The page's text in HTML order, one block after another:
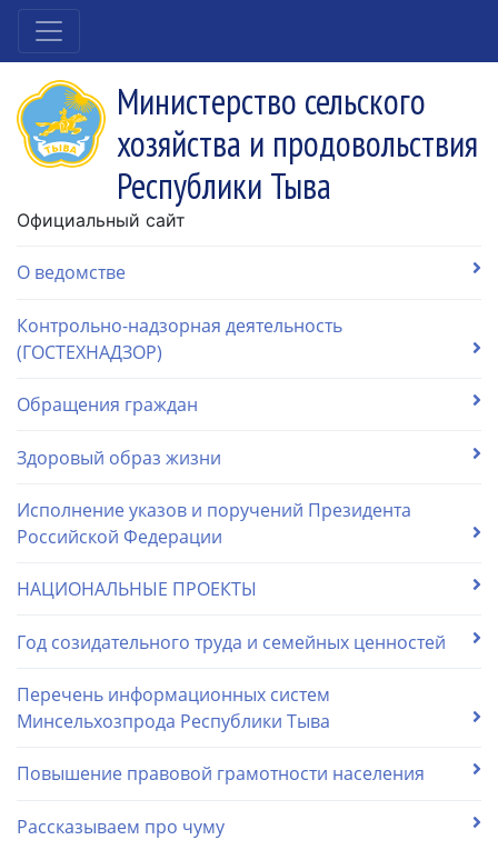
Министерство сельского
хозяйства и продовольствия
Республики Тыва
Официальный сайт
О ведомстве
Контрольно-надзорная деятельность
(ГОСТЕХНАДЗОР)
Обращения граждан
Здоровый образ жизни
Исполнение указов и поручений Президента
Российской Федерации
НАЦИОНАЛЬНЫЕ ПРОЕКТЫ
Год созидательного труда и семейных ценностей
Перечень информационных систем
Минсельхозпрода Республики Тыва
Повышение правовой грамотности населения
Рассказываем про чуму